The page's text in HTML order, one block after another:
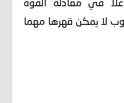
في معادلة القوة
لا يمكن قهرها مهما